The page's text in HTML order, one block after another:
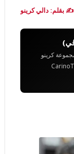
✍️ بقلم: دالي كرينو
كرينو